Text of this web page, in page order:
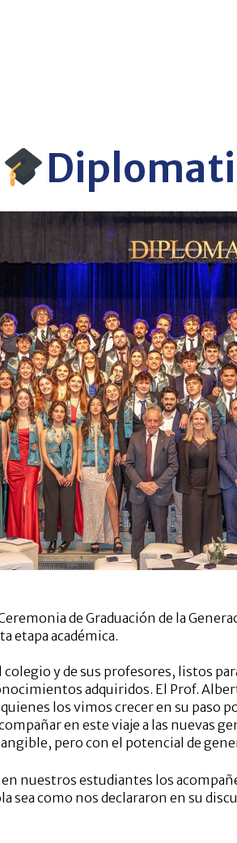
de Graduación de la
etapa académica.
colegio y de sus profesores, listos
adquiridos. El Prof.
los vimos crecer en su paso
en este viaje a las nuevas
pero con el potencial de
en nuestros estudiantes los
sea como nos declararon en su